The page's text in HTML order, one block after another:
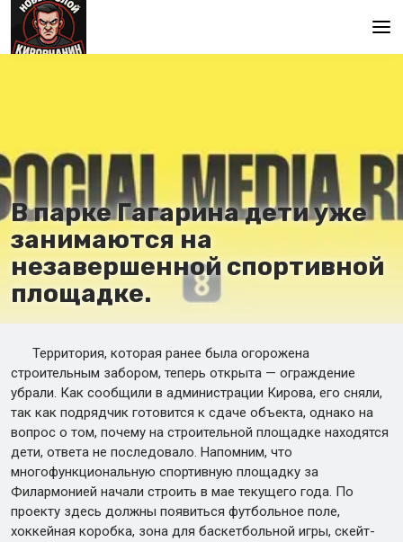
В парке Гагарина дети уже
занимаются на
незавершенной спортивной
площадке.
Территория, которая ранее была огорожена
строительным забором, теперь открыта — ограждение
убрали. Как сообщили в администрации Кирова, его сняли,
так как подрядчик готовится к сдаче объекта, однако на
вопрос о том, почему на строительной площадке находятся
дети, ответа не последовало. Напомним, что
многофункциональную спортивную площадку за
Филармонией начали строить в мае текущего года. По
проекту здесь должны появиться футбольное поле,
хоккейная коробка, зона для баскетбольной игры, скейт-